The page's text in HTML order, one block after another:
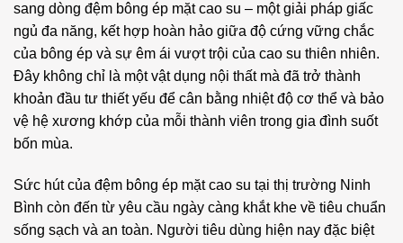
sang dòng đệm bông ép mặt cao su – một giải pháp giấc
ngủ đa năng, kết hợp hoàn hảo giữa độ cứng vững chắc
của bông ép và sự êm ái vượt trội của cao su thiên nhiên.
Đây không chỉ là một vật dụng nội thất mà đã trở thành
khoản đầu tư thiết yếu để cân bằng nhiệt độ cơ thể và bảo
vệ hệ xương khớp của mỗi thành viên trong gia đình suốt
bốn mùa.
Sức hút của đệm bông ép mặt cao su tại thị trường Ninh
Bình còn đến từ yêu cầu ngày càng khắt khe về tiêu chuẩn
sống sạch và an toàn. Người tiêu dùng hiện nay đặc biệt